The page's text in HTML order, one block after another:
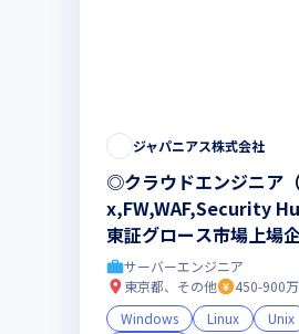
ジャパニアス株式会社
◎クラウドエンジニア
x,FW,WAF,Security
東証グロース市場上場
サーバーエンジニア
東京都、その他
450-900
Windows
Linux Unix